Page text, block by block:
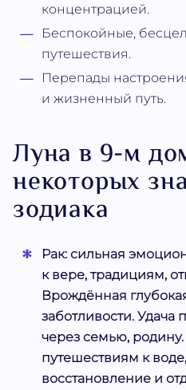
концентрацией.
Беспокойные,
путешествия.
Перепады
и жизненный путь.
Луна в 9-м
некоторых
зодиака
Рак: сильная
к вере, традициям,
Врождённая
заботливости. Удача
через семью,
путешествиям к
восстановление и